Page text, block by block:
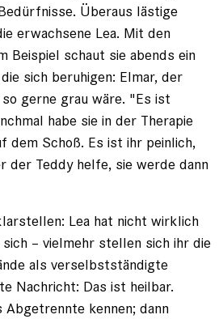
Überaus lästige
erwachsene Lea. Mit den
Beispiel schaut sie abends ein
sich beruhigen: Elmar, der
gerne grau ­wäre. "Es ist
habe sie in der Therapie
dem Schoß. Es ist ihr peinlich,
der Teddy helfe, sie werde dann
Lea hat nicht wirklich
– vielmehr stellen sich ihr die
als verselbstständigte
Nachricht: Das ist heilbar.
kennen; dann